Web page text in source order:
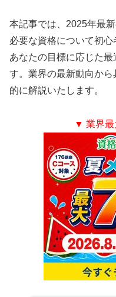
本記事では、2025年最
必要な資格について初心
あなたの目標に応じた
す。業界の最新動向か
的に解説いたします。
▼ 業界最